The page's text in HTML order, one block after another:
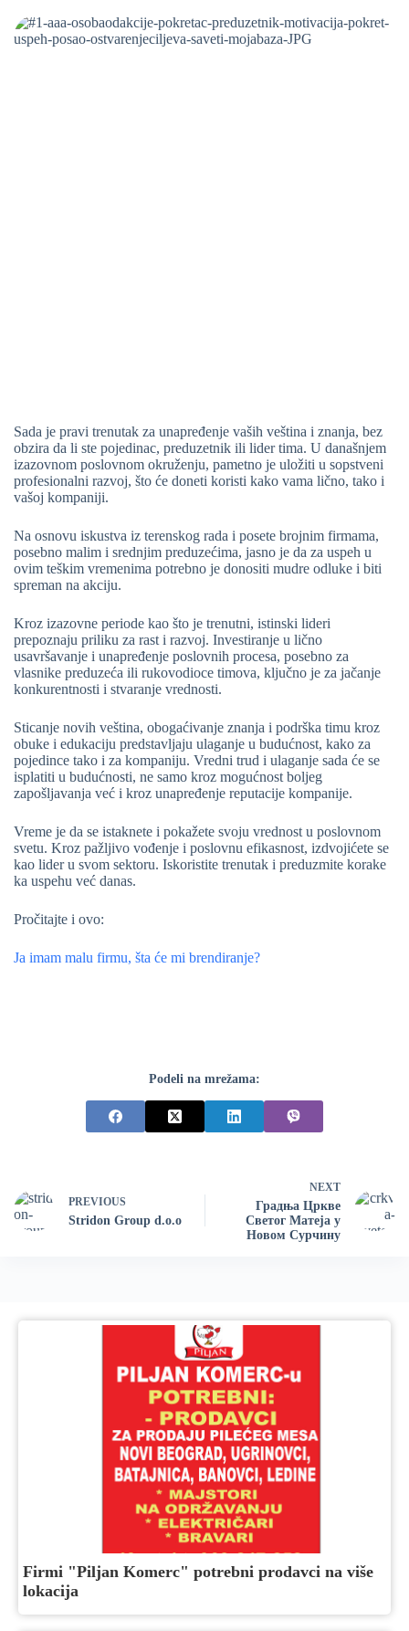
Sada je pravi trenutak za unapređenje vaših veština i znanja, bez
obzira da li ste pojedinac, preduzetnik ili lider tima. U današnjem
izazovnom poslovnom okruženju, pametno je uložiti u sopstveni
profesionalni razvoj, što će doneti koristi kako vama lično, tako i
vašoj kompaniji.
Na osnovu iskustva iz terenskog rada i posete brojnim firmama,
posebno malim i srednjim preduzećima, jasno je da za uspeh u
ovim teškim vremenima potrebno je donositi mudre odluke i biti
spreman na akciju.
Kroz izazovne periode kao što je trenutni, istinski lideri
prepoznaju priliku za rast i razvoj. Investiranje u lično
usavršavanje i unapređenje poslovnih procesa, posebno za
vlasnike preduzeća ili rukovodioce timova, ključno je za jačanje
konkurentnosti i stvaranje vrednosti.
Sticanje novih veština, obogaćivanje znanja i podrška timu kroz
obuke i edukaciju predstavljaju ulaganje u budućnost, kako za
pojedince tako i za kompaniju. Vredni trud i ulaganje sada će se
isplatiti u budućnosti, ne samo kroz mogućnost boljeg
zapošljavanja već i kroz unapređenje reputacije kompanije.
Vreme je da se istaknete i pokažete svoju vrednost u poslovnom
svetu. Kroz pažljivo vođenje i poslovnu efikasnost, izdvojićete se
kao lider u svom sektoru. Iskoristite trenutak i preduzmite korake
ka uspehu već danas.
Pročitajte i ovo:
Ja imam malu firmu, šta će mi brendiranje?
Podeli na mrežama:
PREVIOUS
Stridon Group d.o.o
NEXT
Градња Цркве
Светог Матеја у
Новом Сурчину
Firmi "Piljan Komerc" potrebni prodavci na više
lokacija